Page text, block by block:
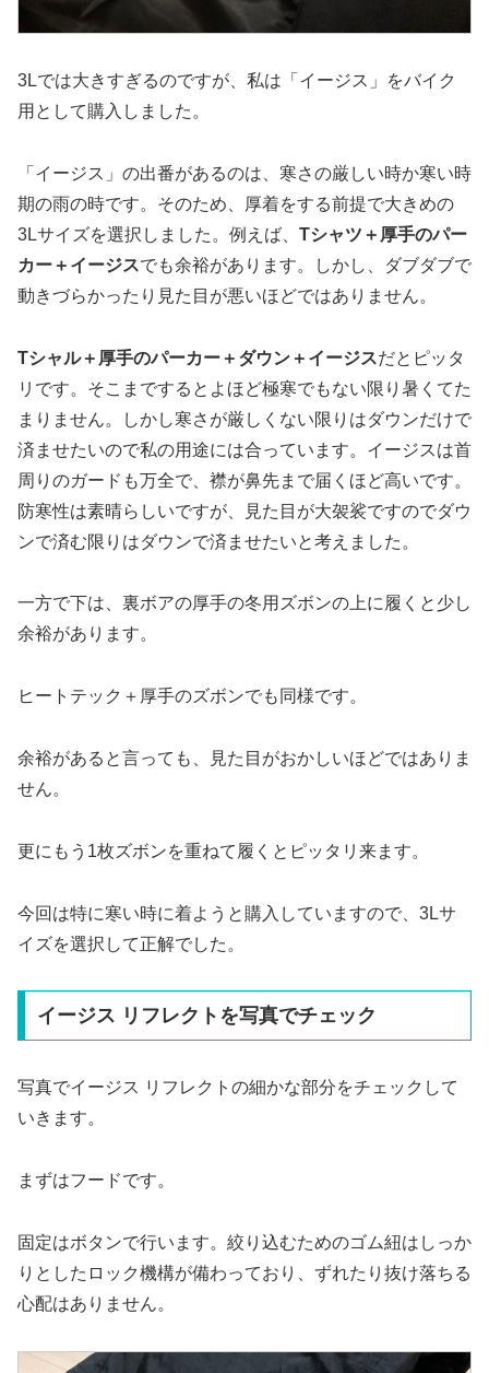
3Lでは大きすぎるのですが、私は「イージス」をバイク
用として購入しました。
「イージス」の出番があるのは、寒さの厳しい時か寒い時
期の雨の時です。そのため、厚着をする前提で大きめの
3Lサイズを選択しました。例えば、 Tシャツ＋厚手のパー
カー＋イージスでも余裕があります。しかし、ダブダブで
動きづらかったり見た目が悪いほどではありません。
Tシャル＋厚手のパーカー＋ダウン＋イージスだとピッタ
リです。そこまでするとよほど極寒でもない限り暑くてた
まりません。しかし寒さが厳しくない限りはダウンだけで
済ませたいので私の用途には合っています。イージスは首
周りのガードも万全で、襟が鼻先まで届くほど高いです。
防寒性は素晴らしいですが、見た目が大袈裟ですのでダウ
ンで済む限りはダウンで済ませたいと考えました。
一方で下は、裏ボアの厚手の冬用ズボンの上に履くと少し
余裕があります。
ヒートテック＋厚手のズボンでも同様です。
余裕があると言っても、見た目がおかしいほどではありま
せん。
更にもう1枚ズボンを重ねて履くとピッタリ来ます。
今回は特に寒い時に着ようと購入していますので、3Lサ
イズを選択して正解でした。
イージス リフレクトを写真でチェック
写真でイージス リフレクトの細かな部分をチェックして
いきます。
まずはフードです。
固定はボタンで行います。絞り込むためのゴム紐はしっか
りとしたロック機構が備わっており、ずれたり抜け落ちる
心配はありません。